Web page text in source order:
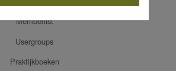
Memberlist
Usergroups
Praktijkboeken